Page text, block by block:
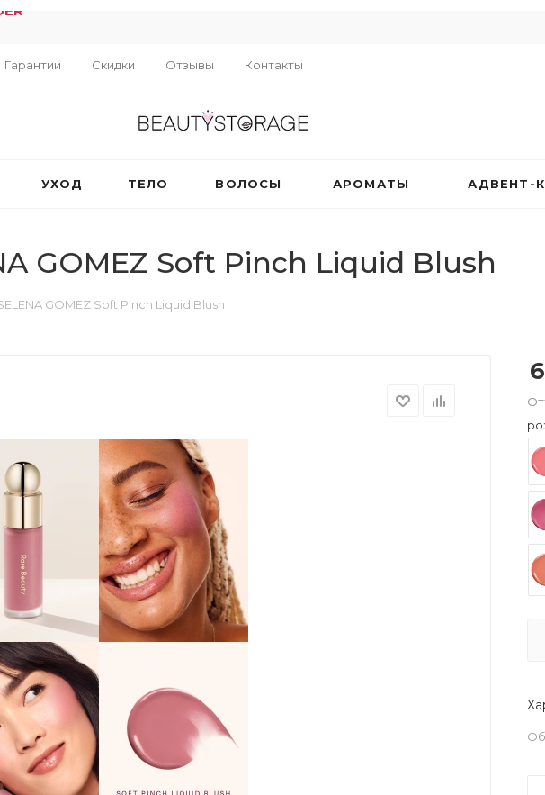
Гарантии Скидки Отзывы Контакты
УХОД ТЕЛО ВОЛОСЫ АРОМАТЫ АДВЕНТ-
GOMEZ Soft Pinch Liquid Blush
GOMEZ Soft Pinch Liquid Blush